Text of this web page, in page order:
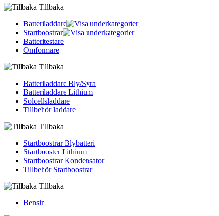
Tillbaka
Batteriladdare
Startboostrar
Batteritestare
Omformare
Tillbaka
Batteriladdare Bly/Syra
Batteriladdare Lithium
Solcellsladdare
Tillbehör laddare
Tillbaka
Startboostrar Blybatteri
Startbooster Lithium
Startboostrar Kondensator
Tillbehör Startboostrar
Tillbaka
Bensin